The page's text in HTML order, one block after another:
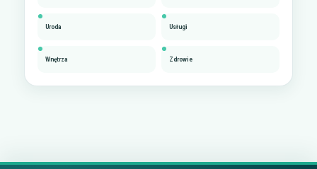
Uroda Usługi
Wnętrza Zdrowie